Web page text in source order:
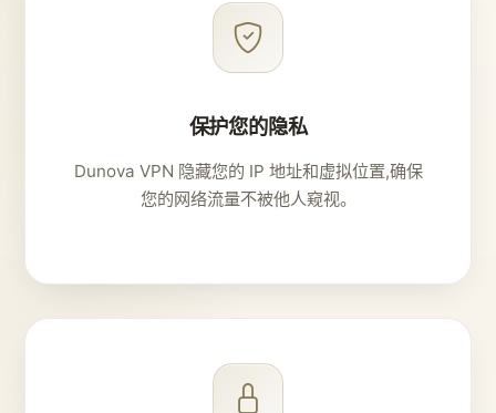
保护您的隐私
Dunova VPN 隐藏您的 IP 地址和虚拟位置,确保
您的网络流量不被他人窥视。